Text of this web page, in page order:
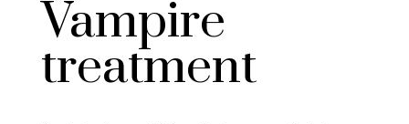
Vampire
treatment